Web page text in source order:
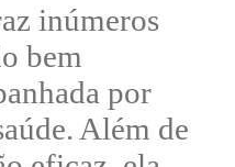
inúmeros
bem
por
Além de